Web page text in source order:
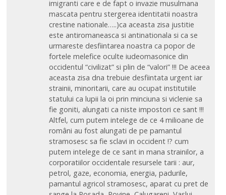
imigranti care e de fapt o invazie musulmana
mascata pentru stergerea identitatii noastra
crestine nationale…..)ca aceasta zisa justitie
este antiromaneasca si antinationala si ca se
urmareste desfiintarea noastra ca popor de
fortele melefice oculte iudeomasonice din
occidentul “civilizat” si plin de “valori” !!! De aceea
aceasta zisa dna trebuie desfiintata urgent iar
strainii, minoritarii, care au ocupat institutiile
statului ca lupii la oi prin minciuna si viclenie sa
fie goniti, alungati ca niste impostori ce sant !!!
Altfel, cum putem intelege de ce 4 milioane de
români au fost alungati de pe pamantul
stramosesc sa fie sclavi in occident !? cum
putem intelege de ce sant in mana strainilor, a
corporatiilor occidentale resursele tarii : aur,
petrol, gaze, economia, energia, padurile,
pamantul agricol stramosesc, aparat cu pret de